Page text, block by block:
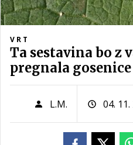
VRT
Ta sestavina bo z
pregnala gosenice
L.M. 04.